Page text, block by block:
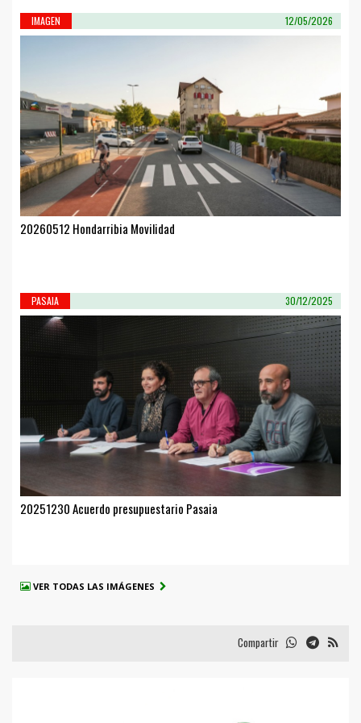
IMAGEN 12/05/2026
20260512 Hondarribia Movilidad
PASAIA 30/12/2025
20251230 Acuerdo presupuestario Pasaia
VER TODAS LAS IMÁGENES
Compartir